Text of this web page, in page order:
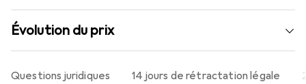
Évolution du prix
14 jours de rétractation légale
Questions juridiques